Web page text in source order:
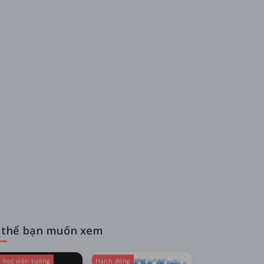
thể bạn muốn xem
học viễn tưởng Hành động